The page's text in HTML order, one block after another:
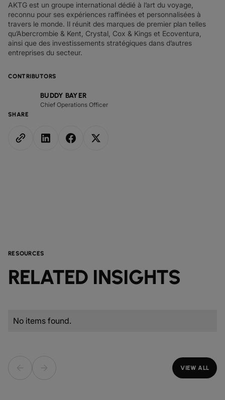
CONTRIBUTORS
BUDDY BAYER
Chief Operations Officer
SHARE
AKTG est un groupe international dédié à l’art du voyage,
reconnu pour ses expériences raffinées et personnalisées à
travers le monde. Il réunit des marques de premier plan telles
qu’Abercrombie & Kent, Crystal, Cox & Kings et Ecoventura,
ainsi que des investissements stratégiques dans d’autres
entreprises du secteur.
RESOURCES
RELATED INSIGHTS
No items found.
VIEW ALL